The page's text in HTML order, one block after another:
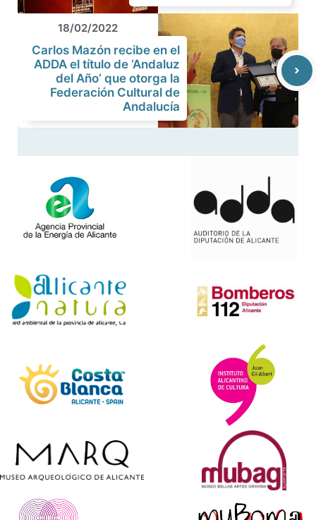
18/02/2022
Carlos Mazón recibe en el
ADDA el título de ‘Andaluz
del Año’ que otorga la
Federación Cultural de
Andalucía